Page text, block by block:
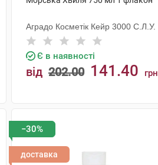
Аградо Косметік Кейр 3000 С.Л.У.
Є в наявності
від 202.00 141.40 грн
−30%
доставка